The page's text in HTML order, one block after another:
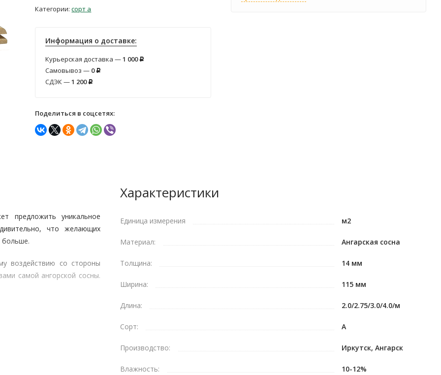
Категории:сорт а
Информация о доставке:
Курьерская доставка —1 000 Р
Самовывоз — 0 Р
СДЭК —1 200 Р
Поделиться в соцсетях:
предложить уникальное
что желающих
больше.
воздействию со стороны
самой ангорской сосны.
процесс монтажа,
Характеристики
Единица измерения м2
Материал: Ангарская сосна
Толщина: 14 мм
Ширина: 115 мм
Длина: 2.0/2.75/3.0/4.0/м
Сорт: А
Производство: Иркутск, Ангарск
Влажность: 10-12%